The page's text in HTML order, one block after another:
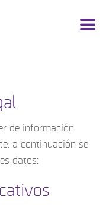
de información
a continuación se
datos: